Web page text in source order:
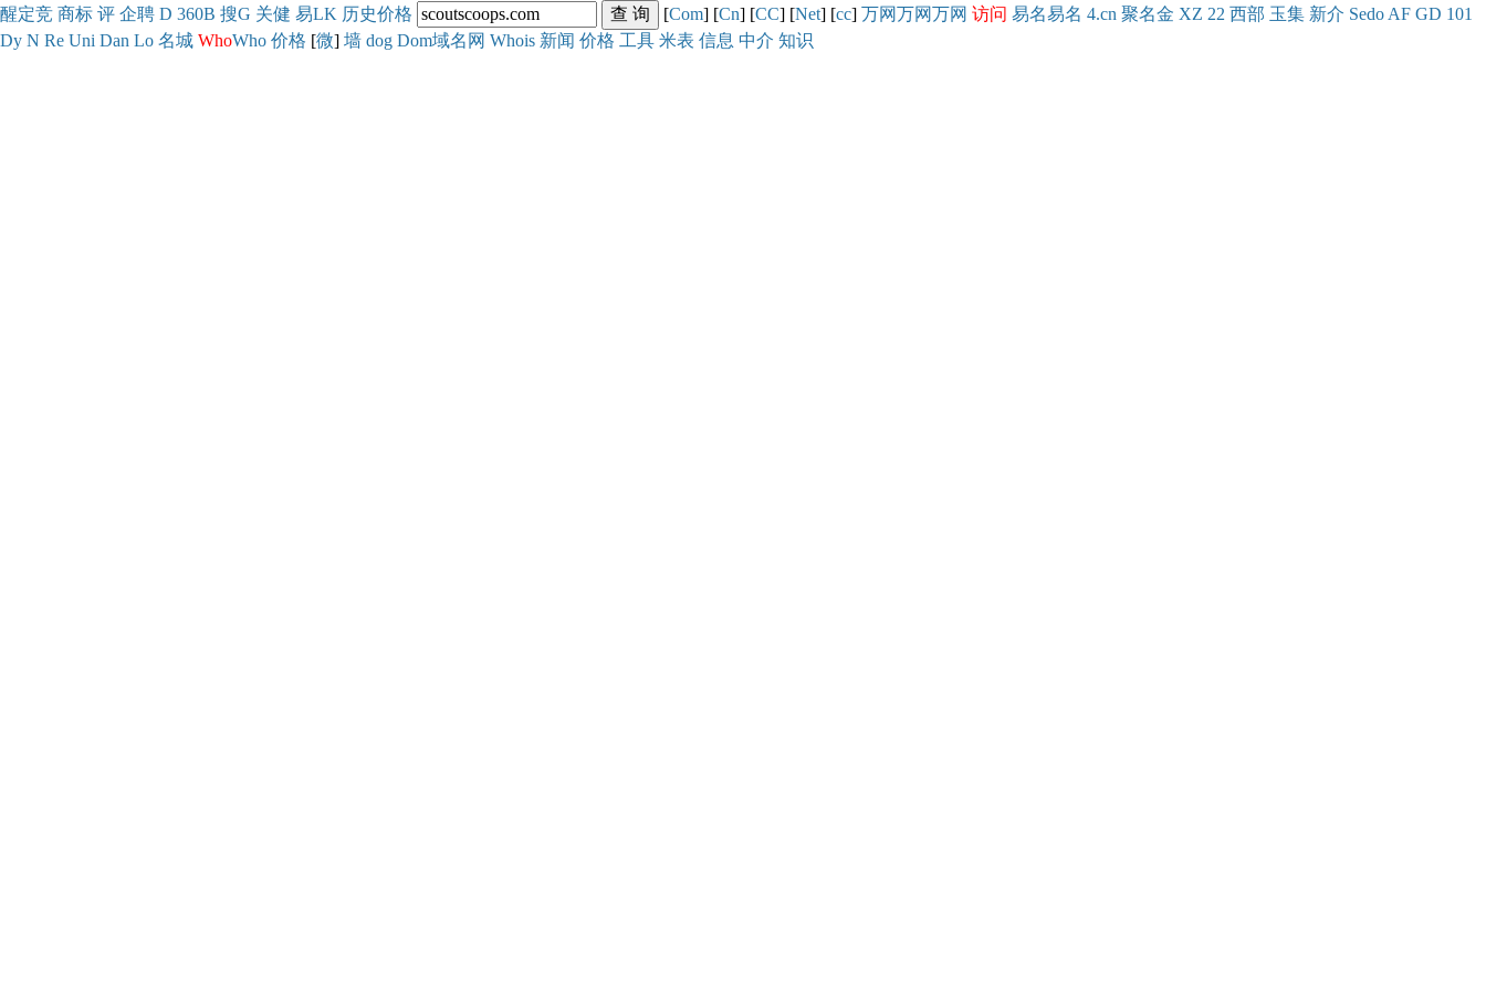
醒定竞 商标 评 企聘 D 360B 搜G 关健 易LK 历史价格 [Com] [Cn] [CC] [Net] [cc] 万网万网万网 访问 易名易名 4.cn 聚名金 XZ 22 西部 玉集 新介 Sedo AF GD 101
Dy N Re Uni Dan Lo 名城 WhoWho 价格 [微] 墙 dog Dom域名网 Whois 新闻 价格 工具 米表 信息 中介 知识